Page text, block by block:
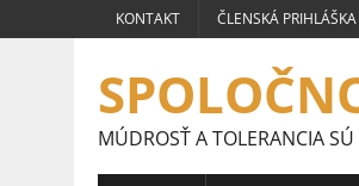
KONTAKT ČLENSKÁ PRIHLÁŠKA
MÚDROSŤ A TOLERANCIA SÚ